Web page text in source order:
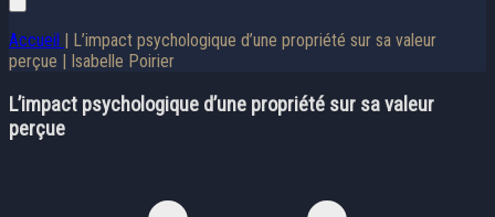
Accueil | L’impact psychologique d’une propriété sur sa valeur
perçue | Isabelle Poirier
L’impact psychologique d’une propriété sur sa valeur
perçue